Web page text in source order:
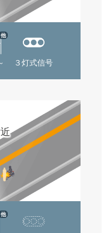
他
３灯式信号
他